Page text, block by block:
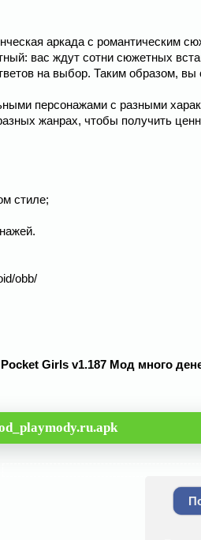
аркада с романтическим
вас ждут сотни сюжетных
на выбор. Таким образом,
персонажами с разными
жанрах, чтобы получить
стиле;
obb/
Girls v1.187 Мод много